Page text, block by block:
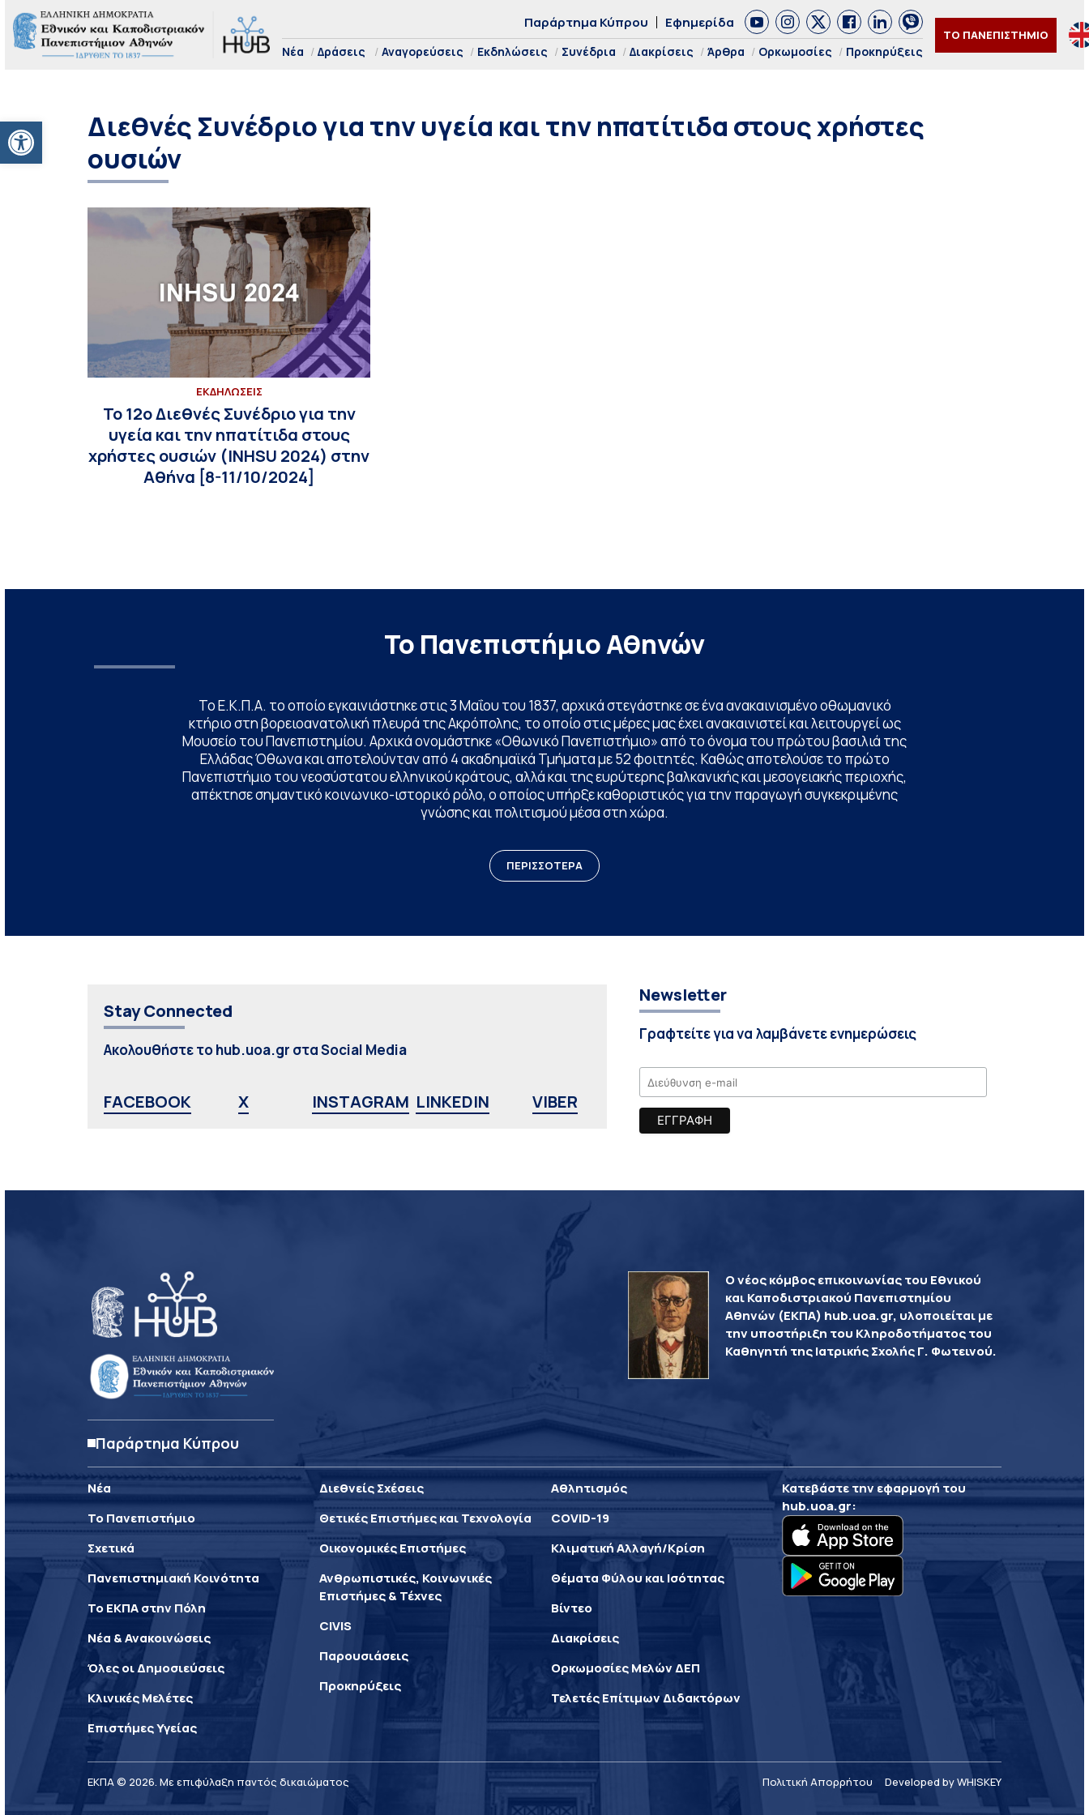
Ανοίξτε τη γραμμή εργαλείων
Παράρτημα Κύπρου Εφημερίδα
Νέα Δράσεις Αναγορεύσεις Εκδηλώσεις Συνέδρια Διακρίσεις Άρθρα Ορκωμοσίες Προκηρύξεις
ΤΟ ΠΑΝΕΠΙΣΤΗΜΙΟ
Διεθνές Συνέδριο για την υγεία και την ηπατίτιδα στους χρήστες
ουσιών
ΕΚΔΗΛΩΣΕΙΣ
Το 12ο Διεθνές Συνέδριο για την
υγεία και την ηπατίτιδα στους
χρήστες ουσιών (INHSU 2024) στην
Αθήνα [8-11/10/2024]
Το Πανεπιστήμιο Αθηνών
Το Ε.Κ.Π.Α. το οποίο εγκαινιάστηκε στις 3 Μαΐου του 1837, αρχικά στεγάστηκε σε ένα ανακαινισμένο οθωμανικό
κτήριο στη βορειοανατολική πλευρά της Ακρόπολης, το οποίο στις μέρες μας έχει ανακαινιστεί και λειτουργεί ως
Μουσείο του Πανεπιστημίου. Αρχικά ονομάστηκε «Οθωνικό Πανεπιστήμιο» από το όνομα του πρώτου βασιλιά της
Ελλάδας Όθωνα και αποτελούνταν από 4 ακαδημαϊκά Τμήματα με 52 φοιτητές. Καθώς αποτελούσε το πρώτο
Πανεπιστήμιο του νεοσύστατου ελληνικού κράτους, αλλά και της ευρύτερης βαλκανικής και μεσογειακής περιοχής,
απέκτησε σημαντικό κοινωνικο-ιστορικό ρόλο, ο οποίος υπήρξε καθοριστικός για την παραγωγή συγκεκριμένης
γνώσης και πολιτισμού μέσα στη χώρα.
ΠΕΡΙΣΣΟΤΕΡΑ
Stay Connected
Ακολουθήστε το hub.uoa.gr στα Social Media
FACEBOOK X INSTAGRAM LINKEDIN VIBER
Newsletter
Γραφτείτε για να λαμβάνετε ενημερώσεις
Παράρτημα Κύπρου
Ο νέος κόμβος επικοινωνίας του Εθνικού
και Καποδιστριακού Πανεπιστημίου
Αθηνών (ΕΚΠΑ) hub.uoa.gr, υλοποιείται με
την υποστήριξη του Κληροδοτήματος του
Καθηγητή της Ιατρικής Σχολής Γ. Φωτεινού.
Νέα
Το Πανεπιστήμιο
Σχετικά
Πανεπιστημιακή Κοινότητα
Το ΕΚΠΑ στην Πόλη
Νέα & Ανακοινώσεις
Όλες οι Δημοσιεύσεις
Κλινικές Μελέτες
Επιστήμες Υγείας
Διεθνείς Σχέσεις
Θετικές Επιστήμες και Τεχνολογία
Οικονομικές Επιστήμες
Ανθρωπιστικές, Κοινωνικές
Επιστήμες & Τέχνες
CIVIS
Παρουσιάσεις
Προκηρύξεις
Αθλητισμός
COVID-19
Κλιματική Αλλαγή/Κρίση
Θέματα Φύλου και Ισότητας
Βίντεο
Διακρίσεις
Ορκωμοσίες Μελών ΔΕΠ
Τελετές Επίτιμων Διδακτόρων
Κατεβάστε την εφαρμογή του
hub.uoa.gr:
ΕΚΠΑ © 2026. Με επιφύλαξη παντός δικαιώματος Πολιτική Απορρήτου Developed by WHISKEY